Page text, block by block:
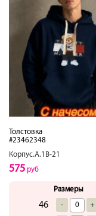
Толстовка
#23462348
Корпус.А.1В-21
575 руб
Размеры
46 - +